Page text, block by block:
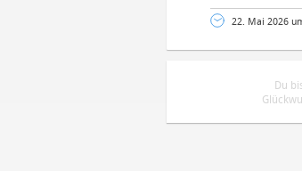
22. Mai 2026
Du